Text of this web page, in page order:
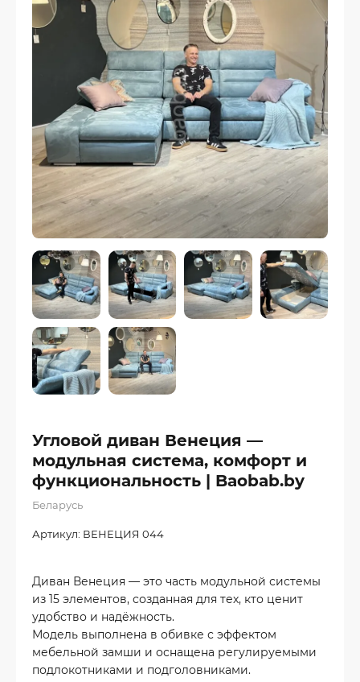
Угловой диван Венеция —
модульная система, комфорт и
функциональность | Baobab.by
Беларусь
Артикул: ВЕНЕЦИЯ 044
Диван Венеция — это часть модульной системы
из 15 элементов, созданная для тех, кто ценит
удобство и надёжность.
Модель выполнена в обивке с эффектом
мебельной замши и оснащена регулируемыми
подлокотниками и подголовниками.